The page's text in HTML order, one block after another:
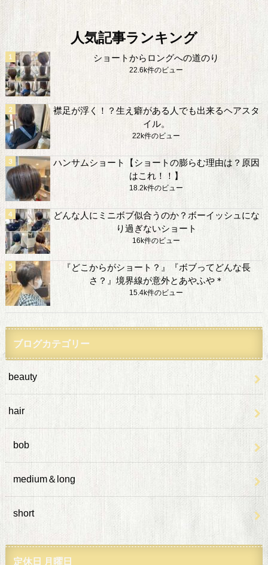
人気記事ランキング
ショートからロングへの道のり
22.6k件のビュー
襟足が浮く！？生え癖がある人でも出来るヘアスタ
イル。
22k件のビュー
ハンサムショート【ショートの膨らむ理由は？原因
はこれ！！】
18.2k件のビュー
どんな人にミニボブ似合うのか？ボーイッシュにな
り過ぎないショート
16k件のビュー
『どこからがショート？』『ボブってどんな長
さ？』境界線が意外とあやふや＊
15.4k件のビュー
ブログカテゴリー
beauty
hair
bob
medium＆long
short
定休日 月曜日